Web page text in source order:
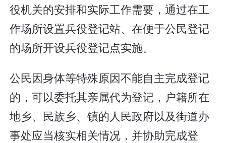
役机关的安排和实际工作需要，通过在工
作场所设置兵役登记站、在便于公民登记
的场所开设兵役登记点实施。
公民因身体等特殊原因不能自主完成登记
的，可以委托其亲属代为登记，户籍所在
地乡、民族乡、镇的人民政府以及街道办
事处应当核实相关情况，并协助完成登